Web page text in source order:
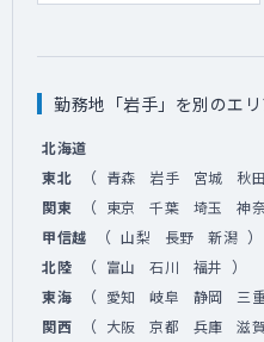
勤務地「岩手」を別のエ
北海道
東北
（ 青森 岩手 宮城 秋田
関東 （ 東京 千葉 埼玉 神
甲信越 （ 山梨 長野 新潟 ）
北陸 （ 富山 石川 福井 ）
東海 （ 愛知 岐阜 静岡 三
関西 （ 大阪 京都 兵庫 滋賀